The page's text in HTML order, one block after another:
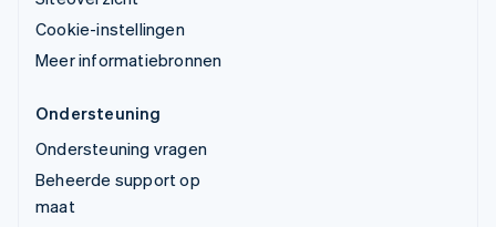
Cookie-instellingen
Meer informatiebronnen
Ondersteuning
Ondersteuning vragen
Beheerde support op
maat